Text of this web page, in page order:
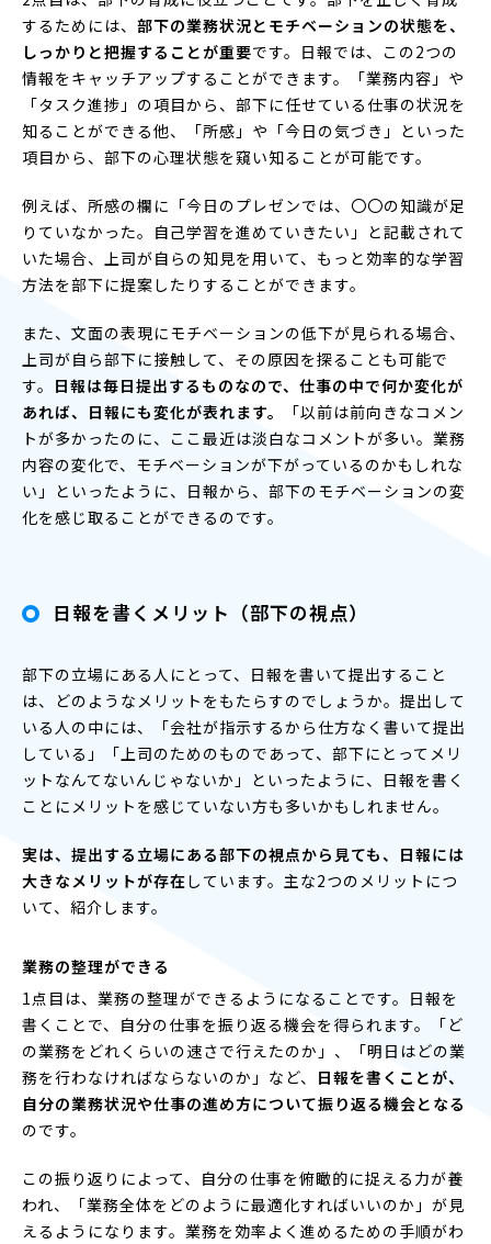
するためには、 部下の業務状況とモチベーションの状態を、
しっかりと把握することが重要です。日報では、この2つの
情報をキャッチアップすることができます。「業務内容」や
「タスク進捗」の項目から、部下に任せている仕事の状況を
知ることができる他、「所感」や「今日の気づき」といった
項目から、部下の心理状態を窺い知ることが可能です。
例えば、所感の欄に「今日のプレゼンでは、〇〇の知識が足
りていなかった。自己学習を進めていきたい」と記載されて
いた場合、上司が自らの知見を用いて、もっと効率的な学習
方法を部下に提案したりすることができます。
また、文面の表現にモチベーションの低下が見られる場合、
上司が自ら部下に接触して、その原因を探ることも可能で
す。 日報は毎日提出するものなので、仕事の中で何か変化が
あれば、日報にも変化が表れます。
「以前は前向きなコメン
トが多かったのに、ここ最近は淡白なコメントが多い。業務
内容の変化で、モチベーションが下がっているのかもしれな
い」といったように、日報から、部下のモチベーションの変
化を感じ取ることができるのです。
日報を書くメリット（部下の視点）
部下の立場にある人にとって、日報を書いて提出すること
は、どのようなメリットをもたらすのでしょうか。提出して
いる人の中には、「会社が指示するから仕方なく書いて提出
している」「上司のためのものであって、部下にとってメリ
ットなんてないんじゃないか」といったように、日報を書く
ことにメリットを感じていない方も多いかもしれません。
実は、提出する立場にある部下の視点から見ても、日報には
大きなメリットが存在 しています。主な2つのメリットにつ
いて、紹介します。
業務の整理ができる
1点目は、業務の整理ができるようになることです。日報を
書くことで、自分の仕事を振り返る機会を得られます。「ど
の業務をどれくらいの速さで行えたのか」、「明日はどの業
務を行わなければならないのか」など、 日報を書くことが、
自分の業務状況や仕事の進め方について振り返る機会となる
のです。
この振り返りによって、自分の仕事を俯瞰的に捉える力が養
われ、「業務全体をどのように最適化すればいいのか」が見
えるようになります。業務を効率よく進めるための手順がわ